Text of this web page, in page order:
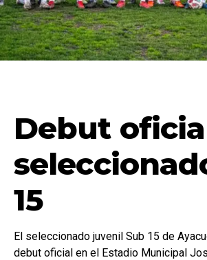
Debut
15
El seleccionado juvenil Sub 15 de
debut oficial en el Estadio Municipal